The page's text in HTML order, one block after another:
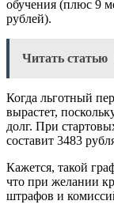
обучения (плюс 9
рублей).
Читать статью
Когда льготный
вырастет,
долг. При
составит 3483
Кажется, такой
что при желании
штрафов и